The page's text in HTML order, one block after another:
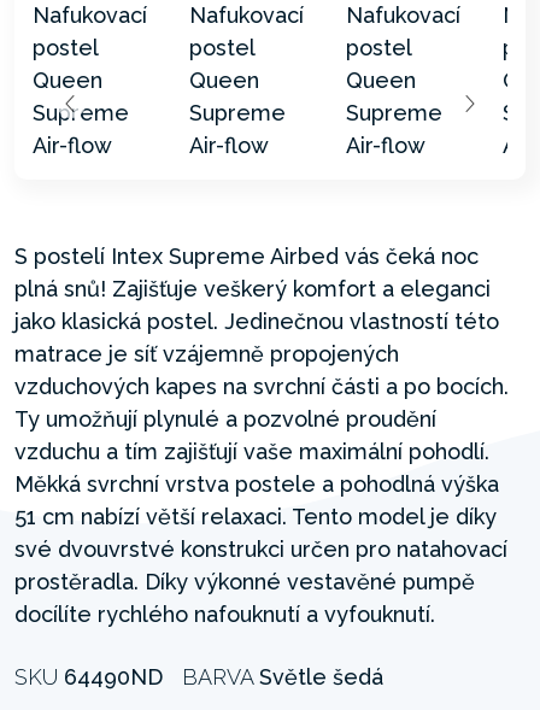
S postelí Intex Supreme Airbed vás čeká noc
plná snů! Zajišťuje veškerý komfort a eleganci
jako klasická postel. Jedinečnou vlastností této
matrace je síť vzájemně propojených
vzduchových kapes na svrchní části a po bocích.
Ty umožňují plynulé a pozvolné proudění
vzduchu a tím zajišťují vaše maximální pohodlí.
Měkká svrchní vrstva postele a pohodlná výška
51 cm nabízí větší relaxaci. Tento model je díky
své dvouvrstvé konstrukci určen pro natahovací
prostěradla. Díky výkonné vestavěné pumpě
docílíte rychlého nafouknutí a vyfouknutí.
SKU 64490ND BARVASvětle šedá